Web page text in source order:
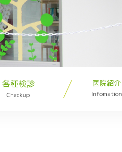
各種検診
Checkup
医院紹介
Infomation